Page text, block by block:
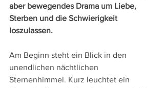
aber bewegendes Drama um Liebe,
Sterben und die Schwierigkeit
loszulassen.
Am Beginn steht ein Blick in den
unendlichen nächtlichen
Sternenhimmel. Kurz leuchtet ein